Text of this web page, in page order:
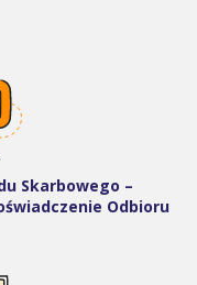
Skarbowego –
Odbioru